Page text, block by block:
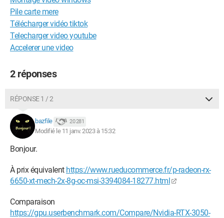
Pile carte mere
Télécharger vidéo tiktok
Telecharger video youtube
Accelerer une video
2 réponses
RÉPONSE 1 / 2
bazfile 20 281
Modifié le 11 janv. 2023 à 15:32
Bonjour.
À prix équivalent https://www.rueducommerce.fr/p-radeon-rx-
6650-xt-mech-2x-8g-oc-msi-3394084-18277.html
Comparaison
https://gpu.userbenchmark.com/Compare/Nvidia-RTX-3050-